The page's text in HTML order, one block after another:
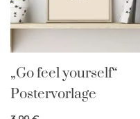
„Go feel yourself“
Postervorlage